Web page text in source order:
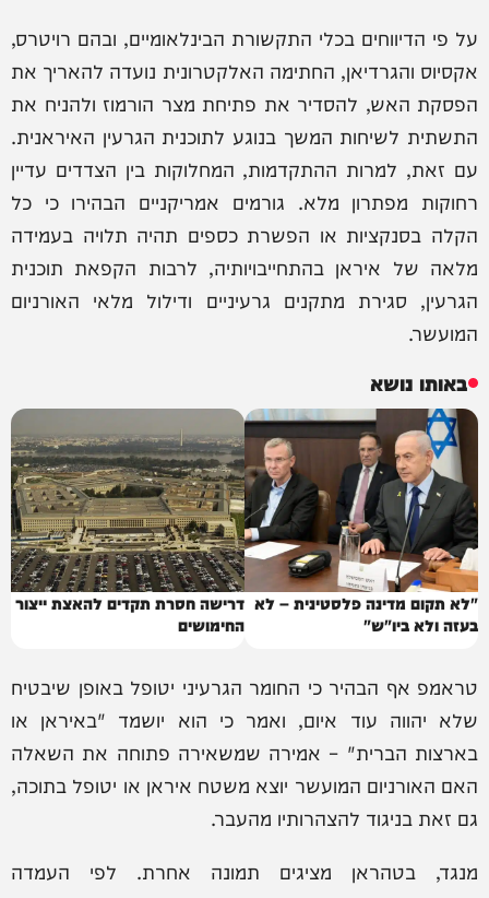
על פי הדיווחים בכלי התקשורת הבינלאומיים, ובהם רויטרס,
אקסיוס והגרדיאן, החתימה האלקטרונית נועדה להאריך את
הפסקת האש, להסדיר את פתיחת מצר הורמוז ולהניח את
התשתית לשיחות המשך בנוגע לתוכנית הגרעין האיראנית.
עם זאת, למרות ההתקדמות, המחלוקות בין הצדדים עדיין
רחוקות מפתרון מלא. גורמים אמריקניים הבהירו כי כל
הקלה בסנקציות או הפשרת כספים תהיה תלויה בעמידה
מלאה של איראן בהתחייבויותיה, לרבות הקפאת תוכנית
הגרעין, סגירת מתקנים גרעיניים ודילול מלאי האורניום
המועשר.
באותו נושא
"לא תקום מדינה פלסטינית – לא
בעזה ולא ביו"ש"
דרישה חסרת תקדים להאצת ייצור
החימושים
טראמפ אף הבהיר כי החומר הגרעיני יטופל באופן שיבטיח
שלא יהווה עוד איום, ואמר כי הוא יושמד "באיראן או
בארצות הברית" – אמירה שמשאירה פתוחה את השאלה
האם האורניום המועשר יוצא משטח איראן או יטופל בתוכה,
גם זאת בניגוד להצהרותיו מהעבר.
מנגד, בטהראן מציגים תמונה אחרת. לפי העמדה